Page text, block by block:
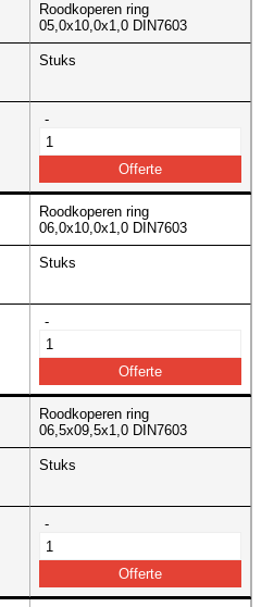
Roodkoperen ring
05,0x10,0x1,0 DIN7603
Stuks
-
Roodkoperen ring
06,0x10,0x1,0 DIN7603
Stuks
-
Roodkoperen ring
06,5x09,5x1,0 DIN7603
Stuks
-